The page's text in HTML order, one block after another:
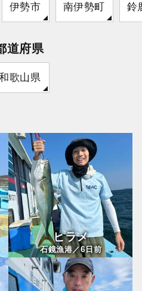
伊勢市 南伊勢町 鈴
道府県
歌山県
ヒラメ
石鏡漁港／6日前